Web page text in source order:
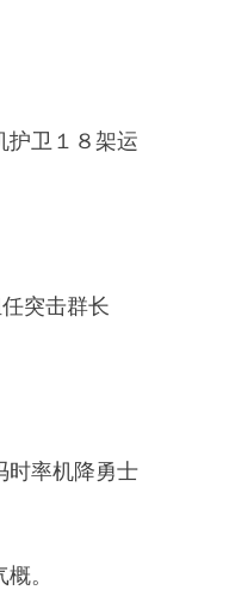
卫１８架运
突击群长
率机降勇士
。